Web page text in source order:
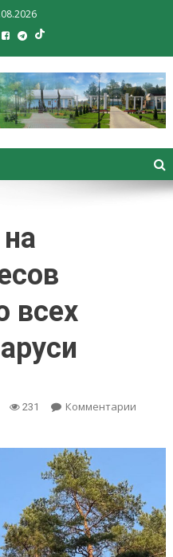
навiны.
Районная
всех
231 Комментарииon
во
всех